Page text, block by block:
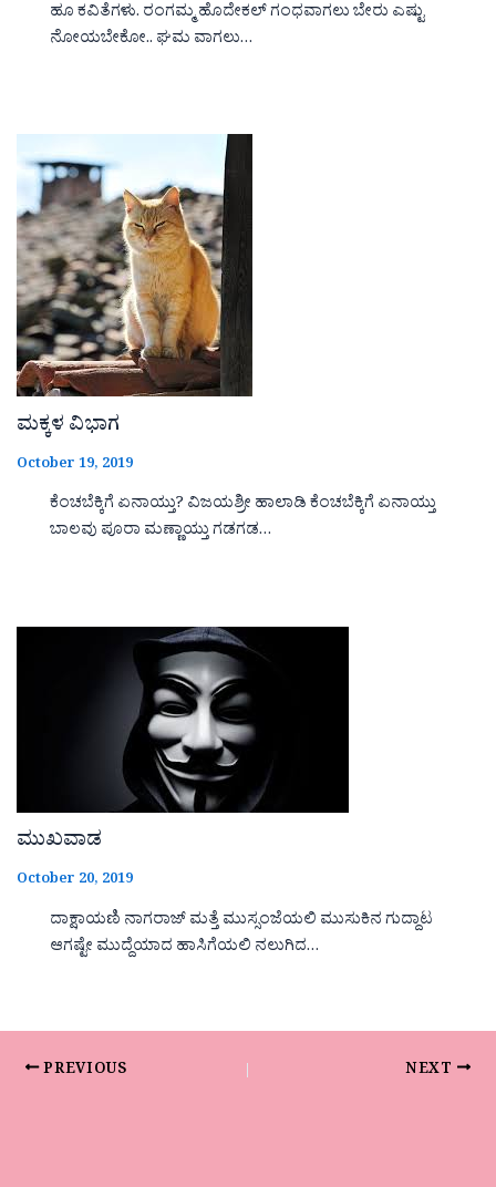
ಹೂ ಕವಿತೆಗಳು. ರಂಗಮ್ಮ ಹೊದೇಕಲ್ ಗಂಧವಾಗಲು ಬೇರು ಎಷ್ಟು
ನೋಯಬೇಕೋ.. ಘಮ ವಾಗಲು…
ಮಕ್ಕಳ ವಿಭಾಗ
October 19, 2019
ಕೆಂಚಬೆಕ್ಕಿಗೆ ಏನಾಯ್ತು? ವಿಜಯಶ್ರೀ ಹಾಲಾಡಿ ಕೆಂಚಬೆಕ್ಕಿಗೆ ಏನಾಯ್ತು
ಬಾಲವು ಪೂರಾ ಮಣ್ಣಾಯ್ತು ಗಡಗಡ…
ಮುಖವಾಡ
October 20, 2019
ದಾಕ್ಷಾಯಣಿ ನಾಗರಾಜ್ ಮತ್ತೆ ಮುಸ್ಸಂಜೆಯಲಿ ಮುಸುಕಿನ ಗುದ್ದಾಟ
ಆಗಷ್ಟೇ ಮುದ್ದೆಯಾದ ಹಾಸಿಗೆಯಲಿ ನಲುಗಿದ…
PREVIOUS NEXT